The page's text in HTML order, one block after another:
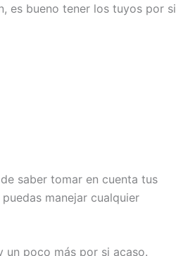
es bueno tener los tuyos por si
saber tomar en cuenta tus
manejar cualquier
un poco más por si acaso.